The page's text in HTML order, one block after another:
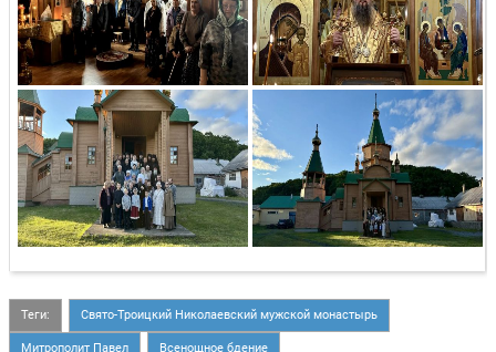
Теги: Свято-Троицкий Николаевский мужской монастырь
Митрополит Павел Всенощное бдение